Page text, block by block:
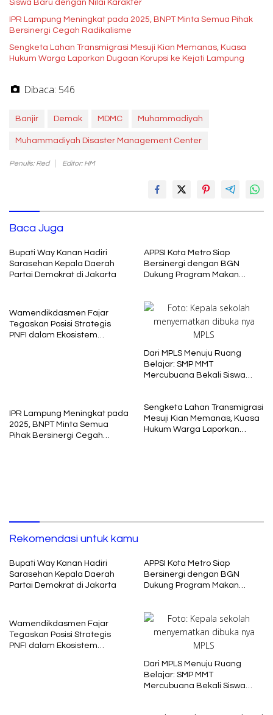
Siswa Baru dengan Nilai Karakter
IPR Lampung Meningkat pada 2025, BNPT Minta Semua Pihak
Bersinergi Cegah Radikalisme
Sengketa Lahan Transmigrasi Mesuji Kian Memanas, Kuasa
Hukum Warga Laporkan Dugaan Korupsi ke Kejati Lampung
Dibaca: 546
Banjir Demak MDMC Muhammadiyah
Muhammadiyah Disaster Management Center
Penulis: Red Editor: HM
Baca Juga
Bupati Way Kanan Hadiri
Sarasehan Kepala Daerah
Partai Demokrat di Jakarta
APPSI Kota Metro Siap
Bersinergi dengan BGN
Dukung Program Makan
Wamendikdasmen Fajar
Tegaskan Posisi Strategis
PNFI dalam Ekosistem
Dari MPLS Menuju Ruang
Belajar: SMP MMT
Mercubuana Bekali Siswa
IPR Lampung Meningkat pada
2025, BNPT Minta Semua
Pihak Bersinergi Cegah
Sengketa Lahan Transmigrasi
Mesuji Kian Memanas, Kuasa
Hukum Warga Laporkan
Rekomendasi untuk kamu
Bupati Way Kanan Hadiri
Sarasehan Kepala Daerah
Partai Demokrat di Jakarta
APPSI Kota Metro Siap
Bersinergi dengan BGN
Dukung Program Makan
Wamendikdasmen Fajar
Tegaskan Posisi Strategis
PNFI dalam Ekosistem
Dari MPLS Menuju Ruang
Belajar: SMP MMT
Mercubuana Bekali Siswa